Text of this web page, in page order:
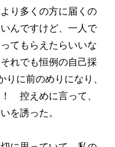
り多くの方に届くの
んですけど、一人で
てもらえたらいいな
れでも恒例の自己採
りに前のめりになり、
控えめに言って、
を誘った。